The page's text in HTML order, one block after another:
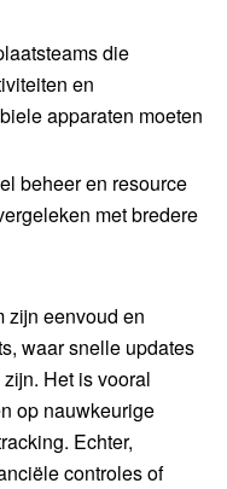
die
en
apparaten moeten
beheer en resource
met bredere
zijn eenvoud en
waar snelle updates
Het is vooral
op nauwkeurige
Echter,
controles of